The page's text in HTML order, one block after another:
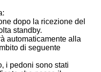
dopo la ricezione del
standby.
automaticamente alla
di seguente
i pedoni sono stati